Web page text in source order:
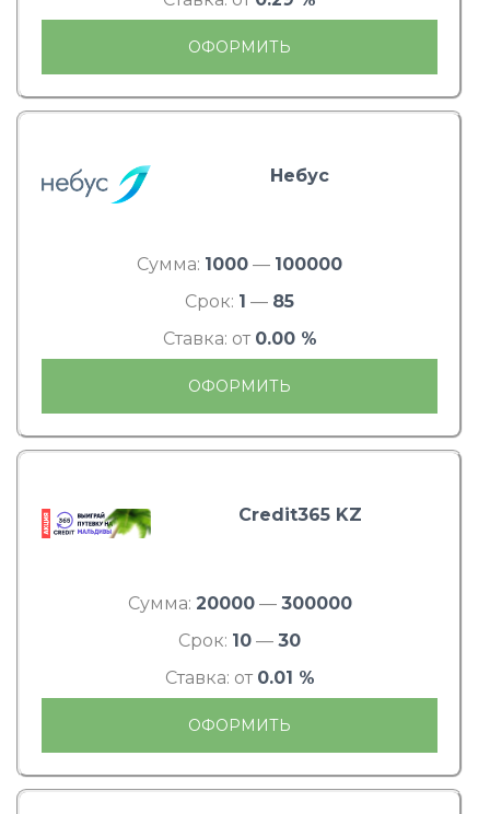
ОФОРМИТЬ
Небус
Сумма: 1000 — 100000
Срок: 1 — 85
Ставка: от 0.00 %
ОФОРМИТЬ
Credit365 KZ
Сумма: 20000— 300000
Срок: 10 — 30
Ставка: от 0.01 %
ОФОРМИТЬ